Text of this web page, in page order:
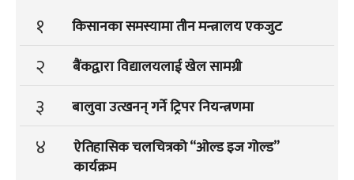
१ किसानका समस्यामा तीन मन्त्रालय एकजुट
२ बैंकद्वारा विद्यालयलाई खेल सामग्री
३ बालुवा उत्खनन् गर्ने ट्रिपर नियन्त्रणमा
४
ऐतिहासिक चलचित्रको “ओल्ड इज गोल्ड”
कार्यक्रम